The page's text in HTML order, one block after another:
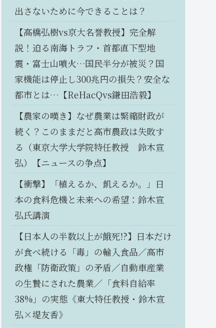
出さないために今できることは？
【高橋弘樹vs京大名誉教授】完全解
説！迫る南海トラフ・首都直下型地
震・富士山噴火…国民半分が被災？国
家機能は停止し300兆円の損失？安全な
都市とは…【ReHacQvs鎌田浩毅】
【農家の嘆き】なぜ農業は緊縮財政が
続く？このままだと高市農政は失敗す
る（東京大学大学院特任教授 鈴木宣
弘）【ニュースの争点】
【衝撃】「植えるか、飢えるか。」日
本の食料危機と未来への希望：鈴木宣
弘氏講演
【日本人の半数以上が餓死!?】日本だけ
が食べ続ける「毒」の輸入食品／高市
政権「防衛政策」の矛盾／自動車産業
の生贄にされた農業／「食料自給率
38%」の実態《東大特任教授・鈴木宣
弘×堤友香》